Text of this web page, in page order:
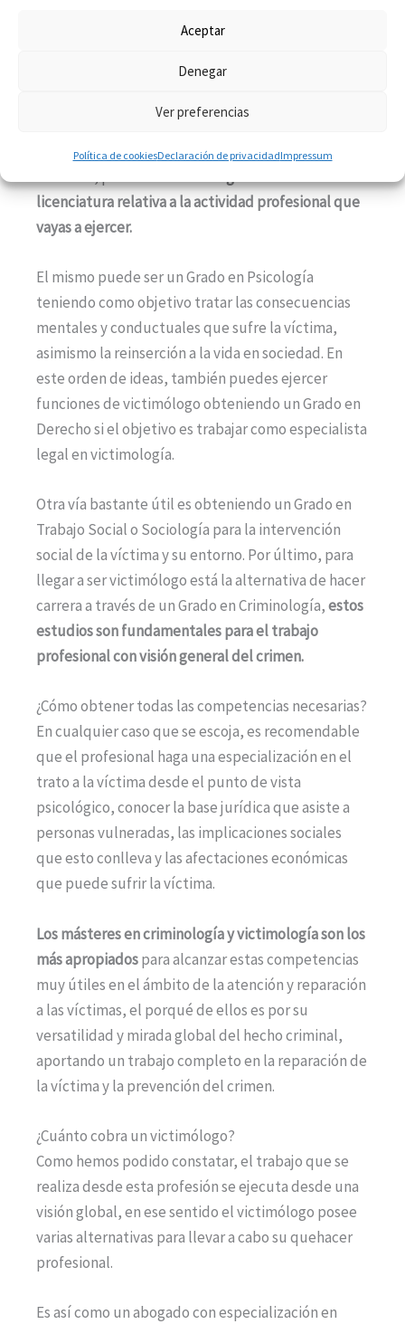
Aceptar
Denegar
Ver preferencias
Política de cookiesDeclaración de privacidadImpressum
¿Qué carrera hay que estudiar para ser un
Con el fin de llevar a cabo funciones como
profesional victimólogo, debes, en primera
licenciatura relativa a la actividad profesional que
vayas a ejercer.
El mismo puede ser un Grado en Psicología
teniendo como objetivo tratar las consecuencias
mentales y conductuales que sufre la víctima,
asimismo la reinserción a la vida en sociedad. En
este orden de ideas, también puedes ejercer
funciones de victimólogo obteniendo un Grado en
Derecho si el objetivo es trabajar como especialista
legal en victimología.
Otra vía bastante útil es obteniendo un Grado en
Trabajo Social o Sociología para la intervención
social de la víctima y su entorno. Por último, para
llegar a ser victimólogo está la alternativa de hacer
carrera a través de un Grado en Criminología,estos
estudios son fundamentales para el trabajo
profesional con visión general del crimen.
¿Cómo obtener todas las competencias necesarias?
En cualquier caso que se escoja, es recomendable
que el profesional haga una especialización en el
trato a la víctima desde el punto de vista
psicológico, conocer la base jurídica que asiste a
personas vulneradas, las implicaciones sociales
que esto conlleva y las afectaciones económicas
que puede sufrir la víctima.
Los másteres en criminología yvictimologíason los
más apropiadospara alcanzar estas competencias
muy útiles en el ámbito de la atención y reparación
a las víctimas, el porqué de ellos es por su
versatilidad y mirada global del hecho criminal,
aportando un trabajo completo en la reparación de
la víctima y la prevención del crimen.
¿Cuánto cobra un victimólogo?
Como hemos podido constatar, el trabajo que se
realiza desde esta profesión se ejecuta desde una
visión global, en ese sentido el victimólogo posee
varias alternativas para llevar a cabo su quehacer
profesional.
Es así como un abogado con especialización en